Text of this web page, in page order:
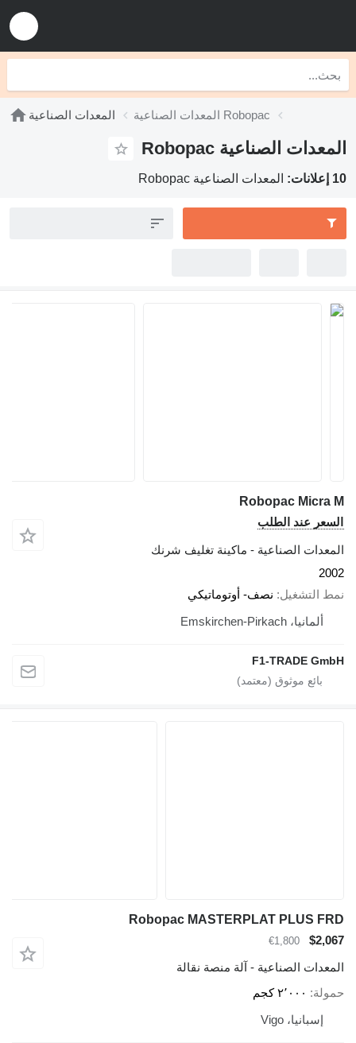
المعدات الصناعية المعدات الصناعية Robopac
المعدات الصناعية Robopac
10 إعلانات: المعدات الصناعية Robopac
Robopac Micra M
السعر عند الطلب
المعدات الصناعية - ماكينة تغليف شرنك
2002
نمط التشغيل
نصف- أوتوماتيكي
ألمانيا، Emskirchen-Pirkach
F1-TRADE GmbH
Robopac MASTERPLAT PLUS FRD
$2,067
€1,800
المعدات الصناعية - آلة منصة نقالة
حمولة
٢٬٠٠٠ كجم
إسبانيا، Vigo